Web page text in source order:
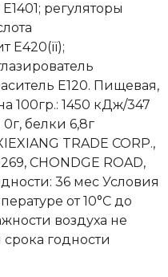
регуляторы
Е120. Пищевая,
100гр.: 1450 кДж/347
белки 6,8г
TRADE CORP.,
CHONDGE ROAD,
36 мес Условия
от 10°С до
воздуха не
годности